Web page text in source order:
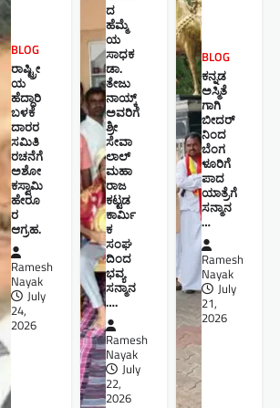
BLOG
ರಾಷ್ಟ್ರೀ
ಯ
ಹೆದ್ದಾರಿ
ಬಳಕೆ
ದಾರರ
ಸಮಿತಿ
ರಚನೆಗೆ
ಅಶೋ
ಕಸ್ವಾಮಿ
ಹೇರೂ
ರ
ಆಗ್ರಹ.
Ramesh
Nayak
July
24,
2026
ದ
ಹೆಮ್ಮೆ
ಯ
ಸಾಧಕ
ಡಾ.
ತೇಜು
ನಾಯ್ಕ್
ಅವರಿಗೆ
ಶ್ರೀ
ಸೇವಾ
ಲಾಲ್
ಮಹಾ
ರಾಜ
ಕಟ್ಟಡ
ಕಾರ್ಮಿ
ಕ
ಸಂಘ
ದಿಂದ
ಭವ್ಯ
ಸನ್ಮಾನ
….
Ramesh
Nayak
July
22,
2026
BLOG
ಕನ್ನಡ
ಅಸ್ಮಿತೆ
ಗಾಗಿ
ಬೀದರ್
ನಿಂದ
ಬೆಂಗ
ಳೂರಿಗೆ
ಪಾದ
ಯಾತ್ರೆಗೆ
ಸನ್ಮಾನ
…
Ramesh
Nayak
July
21,
2026